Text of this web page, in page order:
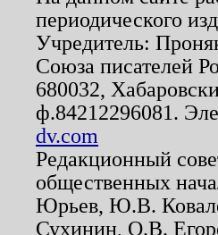
периодического
Учредитель:
Союза писателей
680032,
ф.84212296081.
dv.com
Редакционный
общественных
Юрьев, Ю.В.
Сухинин, О.В.